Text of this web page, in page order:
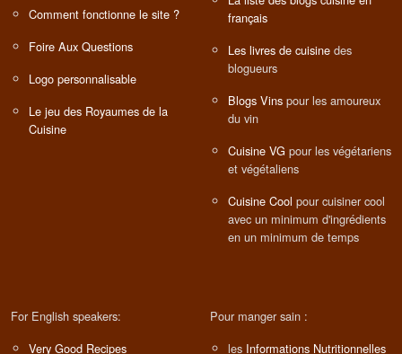
Comment fonctionne le site ?
Foire Aux Questions
Logo personnalisable
Le jeu des Royaumes de la
Cuisine
français
Les livres de cuisine des
blogueurs
Blogs Vins pour les amoureux
du vin
Cuisine VG pour les végétariens
et végétaliens
Cuisine Cool pour cuisiner cool
avec un minimum d'ingrédients
en un minimum de temps
For English speakers:
Very Good Recipes
Pour manger sain :
les Informations Nutritionnelles